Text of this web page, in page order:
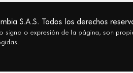
S.A.S. Todos los derechos
signo o expresión de la página, son